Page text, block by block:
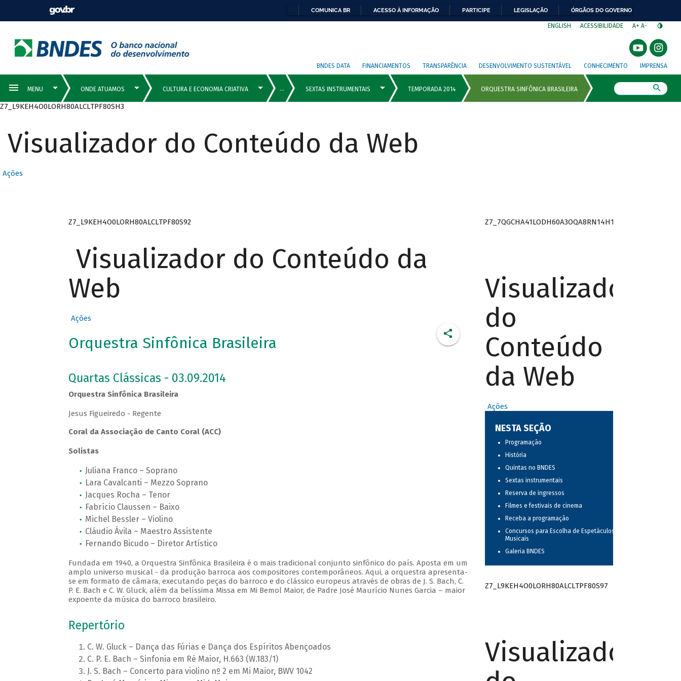
COMUNICA BR ACESSO À INFORMAÇÃO PARTICIPE LEGISLAÇÃO ÓRGÃOS DO GOVERNO
ENGLISH ACESSIBILIDADE A+ A-
BNDES DATA FINANCIAMENTOS TRANSPARÊNCIA DESENVOLVIMENTO SUSTENTÁVEL CONHECIMENTO IMPRENSA
Z7_L9KEH4O0LORH80ALCLTPF80SH3
Visualizador do Conteúdo da Web
Ações
Z7_L9KEH4O0LORH80ALCLTPF80S92
Visualizador do Conteúdo da
Web
Ações
Orquestra Sinfônica Brasileira
Quartas Clássicas - 03.09.2014
Orquestra Sinfônica Brasileira
Jesus Figueiredo - Regente
Coral da Associação de Canto Coral (ACC)
Solistas
Juliana Franco – Soprano
Lara Cavalcanti – Mezzo Soprano
Jacques Rocha – Tenor
Fabrício Claussen – Baixo
Michel Bessler – Violino
Cláudio Ávila – Maestro Assistente
Fernando Bicudo – Diretor Artístico
Fundada em 1940, a Orquestra Sinfônica Brasileira é o mais tradicional conjunto sinfônico do país. Aposta em um
amplo universo musical - da produção barroca aos compositores contemporâneos. Aqui, a orquestra apresenta-
se em formato de câmara, executando peças do barroco e do clássico europeus através de obras de J. S. Bach, C.
P. E. Bach e C. W. Gluck, além da belíssima Missa em Mi Bemol Maior, de Padre José Maurício Nunes Garcia – maior
expoente da música do barroco brasileiro.
Repertório
C. W. Gluck – Dança das Fúrias e Dança dos Espíritos Abençoados
C. P. E. Bach – Sinfonia em Ré Maior, H.663 (W.183/1)
J. S. Bach – Concerto para violino nº 2 em Mi Maior, BWV 1042
Z7_7QGCHA41LODH60A3OQA8RN14H1
Visualizador
do
Conteúdo
da Web
Ações
NESTA SEÇÃO
Programação
História
Quintas no BNDES
Sextas instrumentais
Reserva de ingressos
Filmes e festivais de cinema
Receba a programação
Concursos para Escolha de Espetáculos
Musicais
Galeria BNDES
Z7_L9KEH4O0LORH80ALCLTPF80S97
Visualizador